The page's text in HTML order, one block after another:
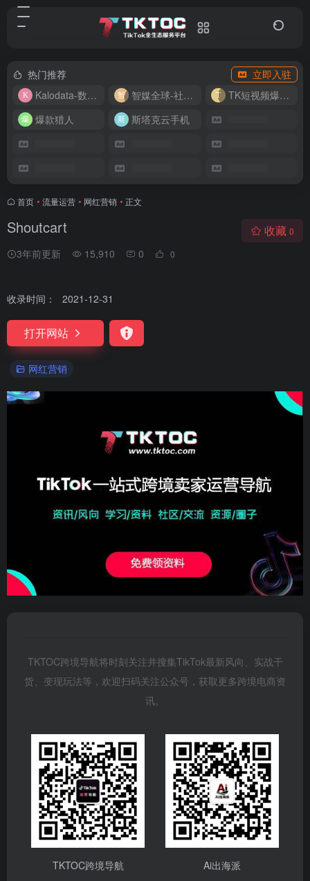
热门推荐
立即入驻
Kalodata-数据分析平台
智媒全球-社媒管理平台
TK短视频爆款复刻
爆款猎人
斯塔克云手机
首页 • 流量运营 • 网红营销 • 正文
Shoutcart
3年前更新 15,910 0 0
收藏 0
收录时间： 2021-12-31
打开网站
网红营销
TKTOC跨境导航将时刻关注并搜集TikTok最新风向、实战干
货、变现玩法等，欢迎扫码关注公众号，获取更多跨境电商资
讯。
TKTOC跨境导航 Ai出海派